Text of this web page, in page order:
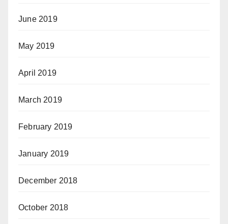
June 2019
May 2019
April 2019
March 2019
February 2019
January 2019
December 2018
October 2018